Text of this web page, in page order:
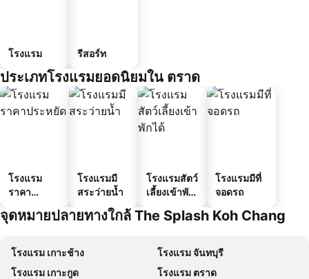
โรงแรม รีสอร์ท
ประเภทโรงแรมยอดนิยมใน ตราด
โรงแรม
ราคา
โรงแรมมี
สระว่ายน้ำ
โรงแรมสัตว์
เลี้ยงเข้าพัก
โรงแรมมีที่
จอดรถ
จุดหมายปลายทางใกล้ The Splash Koh Chang
โรงแรม เกาะช้าง
โรงแรม จันทบุรี
โรงแรม เกาะกูด
โรงแรม ตราด